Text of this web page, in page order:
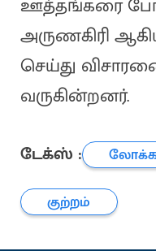
ஊத்தங்கரை
அருணகிரி
செய்து
வருகின்றனர்.
டேக்ஸ் :
குற்றம்